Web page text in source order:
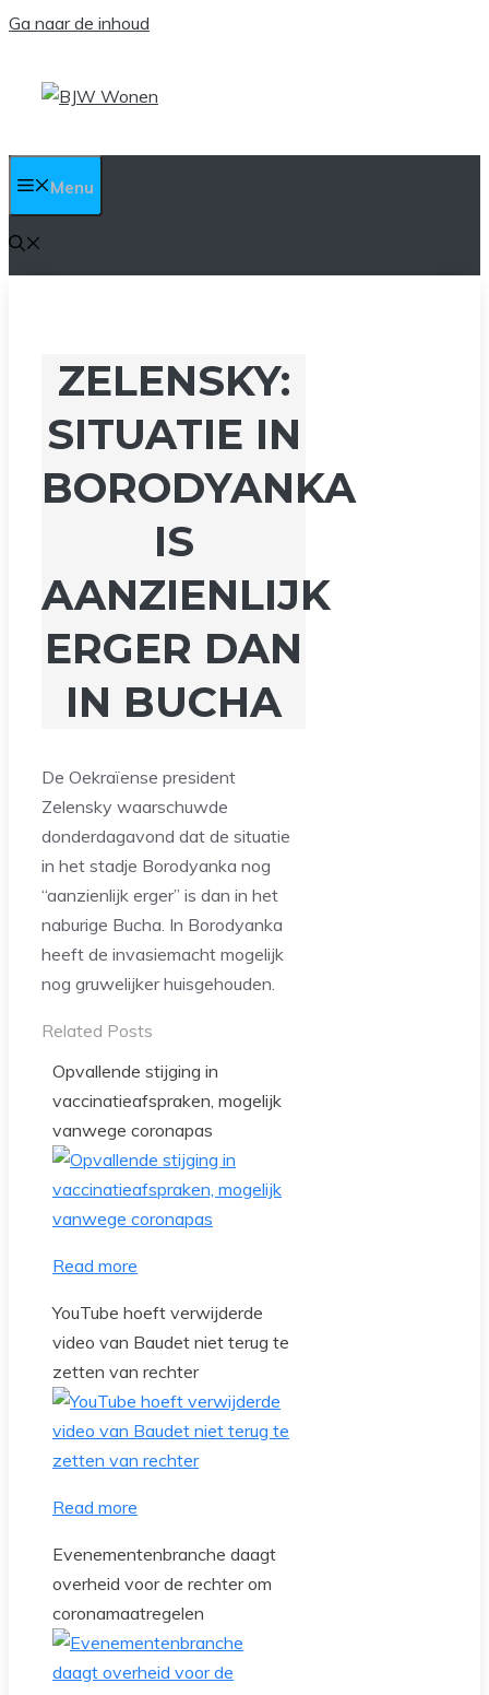
Ga naar de inhoud
Menu
ZELENSKY:
SITUATIE IN
BORODYANKA
IS
AANZIENLIJK
ERGER DAN
IN BUCHA
De Oekraïense president
Zelensky waarschuwde
donderdagavond dat de situatie
in het stadje Borodyanka nog
“aanzienlijk erger” is dan in het
naburige Bucha. In Borodyanka
heeft de invasiemacht mogelijk
nog gruwelijker huisgehouden.
Related Posts
Opvallende stijging in
vaccinatieafspraken, mogelijk
vanwege coronapas
Read more
YouTube hoeft verwijderde
video van Baudet niet terug te
zetten van rechter
Read more
Evenementenbranche daagt
overheid voor de rechter om
coronamaatregelen